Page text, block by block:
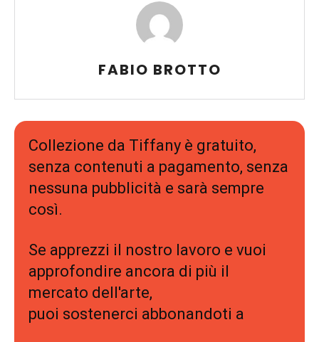
FABIO BROTTO
Collezione da Tiffany è gratuito,
senza contenuti a pagamento, senza
nessuna pubblicità e sarà sempre
così.
Se apprezzi il nostro lavoro e vuoi
approfondire ancora di più il
mercato dell'arte,
puoi sostenerci abbonandoti a